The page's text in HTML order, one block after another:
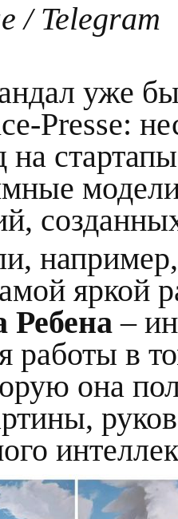
/ Telegram
уже
Presse:
на
яркой
Ребена –
работы в
она